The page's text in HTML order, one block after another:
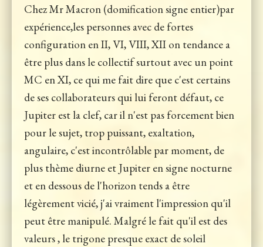
Chez Mr Macron (domification signe entier)par
expérience,les personnes avec de fortes
configuration en II, VI, VIII, XII on tendance a
être plus dans le collectif surtout avec un point
MC en XI, ce qui me fait dire que c'est certains
de ses collaborateurs qui lui feront défaut, ce
Jupiter est la clef, car il n'est pas forcement bien
pour le sujet, trop puissant, exaltation,
angulaire, c'est incontrôlable par moment, de
plus thème diurne et Jupiter en signe nocturne
et en dessous de l'horizon tends a être
légèrement vicié, j'ai vraiment l'impression qu'il
peut être manipulé. Malgré le fait qu'il est des
valeurs , le trigone presque exact de soleil